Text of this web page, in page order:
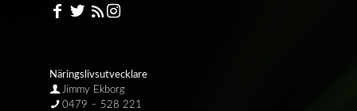
Näringslivsutvecklare
Jimmy Ekborg
0479 – 528 221